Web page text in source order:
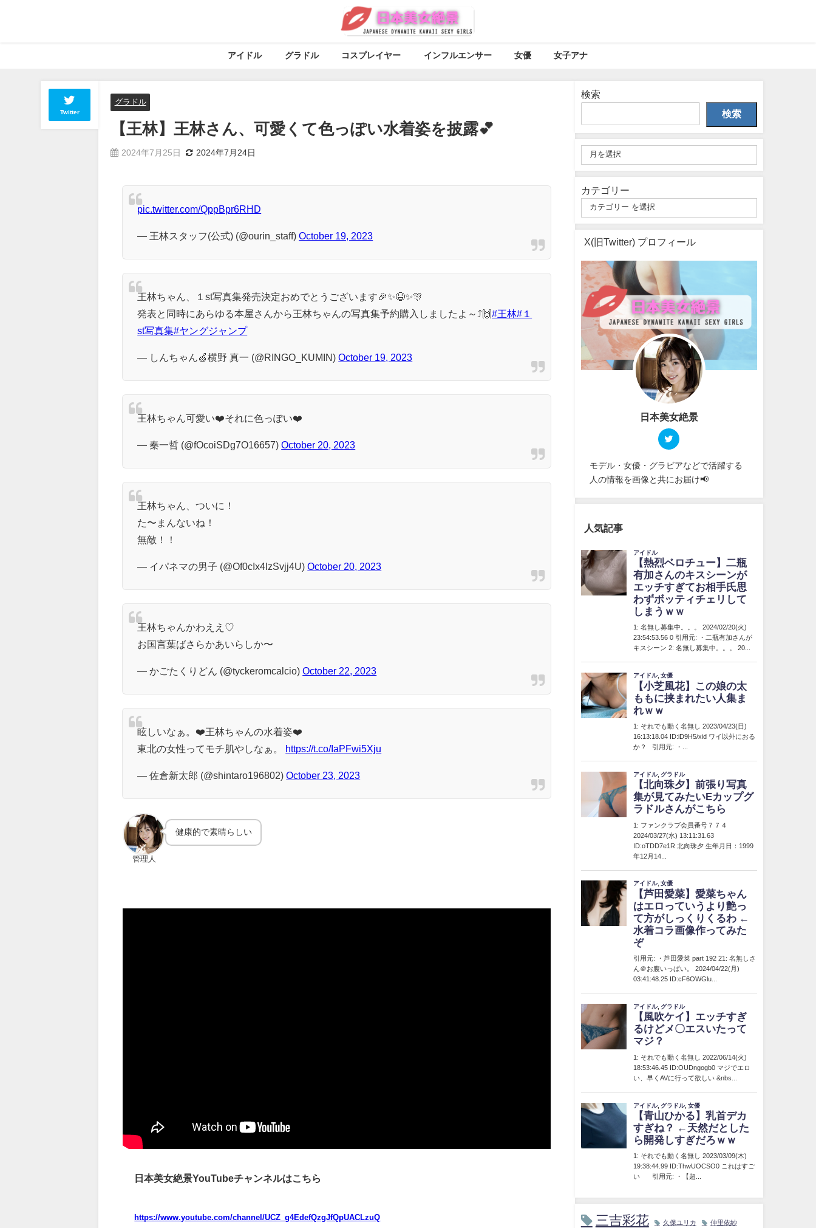
アイドル グラドル コスプレイヤー インフルエンサー 女優 女子アナ
Twitter
グラドル
【王林】王林さん、可愛くて色っぽい水着姿を披露💕
2024年7月25日 2024年7月24日
pic.twitter.com/QppBpr6RHD
— 王林スタッフ(公式) (@ourin_staff)October 19, 2023
王林ちゃん、１st写真集発売決定おめでとうございます🎉✨😆✨🎊
発表と同時にあらゆる本屋さんから王林ちゃんの写真集予約購入しましたよ～⤴️🙌#王林#１
st写真集#ヤングジャンプ
— しんちゃん🍏横野 真一 (@RINGO_KUMIN)October 19, 2023
王林ちゃん可愛い❤️それに色っぽい❤️
— 秦一哲 (@fOcoiSDg7O16657)October 20, 2023
王林ちゃん、ついに！
た〜まんないね！
無敵！！
— イパネマの男子 (@Of0cIx4lzSvjj4U)October 20, 2023
王林ちゃんかわええ♡
お国言葉ばさらかあいらしか〜
— かごたくりどん (@tyckeromcalcio)October 22, 2023
眩しいなぁ。❤️王林ちゃんの水着姿❤️
東北の女性ってモチ肌やしなぁ。
https://t.co/IaPFwi5Xju
— 佐倉新太郎 (@shintaro196802)October 23, 2023
管理人
健康的で素晴らしい
日本美女絶景YouTubeチャンネルはこちら
https://www.youtube.com/channel/UCZ_g4EdefQzgJfQpUACLzuQ
検索
検索
カテゴリー
X(旧Twitter) プロフィール
日本美女絶景
モデル・女優・グラビアなどで活躍する
人の情報を画像と共にお届け📢
人気記事
三吉彩花 久保ユリカ 仲里依紗